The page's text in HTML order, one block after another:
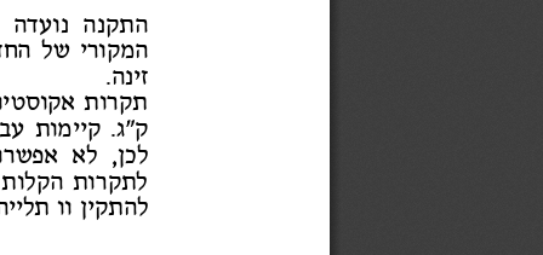
הה נועדהתקנ
של הח וריהמק
.הזינ
תתקרו
תק"ג. קיימו
כן, לאל
ת הקלולתקרו
ו תלייקין ולהת